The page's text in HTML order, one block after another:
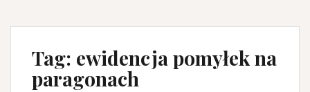
Tag: ewidencja pomyłek na
paragonach